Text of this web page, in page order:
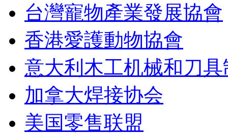
台灣寵物產業發展協會
香港愛護動物協會
意大利木工机械和刀
加拿大焊接协会
美国零售联盟